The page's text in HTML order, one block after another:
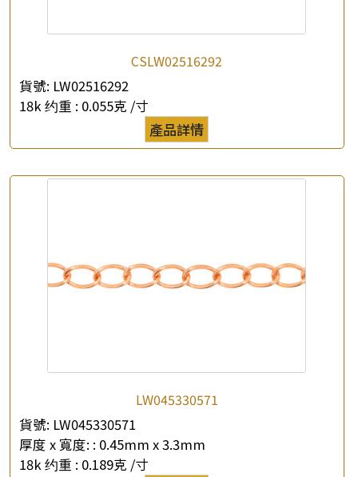
CSLW02516292
貨號: LW02516292
18k 约重 : 0.055克 /寸
產品詳情
LW045330571
貨號: LW045330571
厚度 x 寬度: : 0.45mm x 3.3mm
18k 约重 : 0.189克 /寸